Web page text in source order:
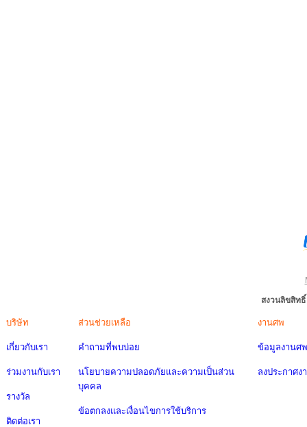
สงวนลิขสิท
บริษัท
เกี่ยวกับเรา
ร่วมงานกับเรา
รางวัล
ติดต่อเรา
ส่วนช่วยเหลือ
คำถามที่พบบ่อย
นโยบายความปลอดภัยและความเป็นส่วน
บุคคล
ข้อตกลงและเงื่อนไขการใช้บริการ
งานศพ
ข้อมูลงานศพ
ลงประกาศง